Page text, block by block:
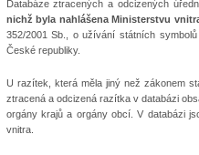
Databáze ztracených a odcizených
nichž byla nahlášena Ministerstvu
352/2001 Sb., o užívání státních
České republiky.
U razítek, která měla jiný než zákonem
ztracená a odcizená razítka v databázi
orgány krajů a orgány obcí. V databázi
vnitra.